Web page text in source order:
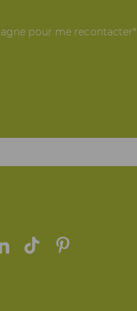
pour me recontacter*